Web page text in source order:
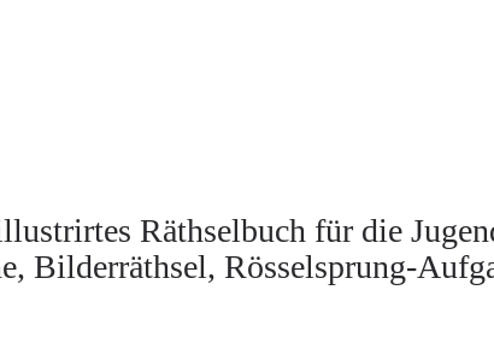
Räthselbuch für die
Bilderräthsel, Rösselsprung-